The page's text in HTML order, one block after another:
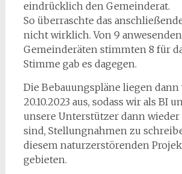
eindrücklich den Gemeinderat.
So überraschte das
nicht wirklich. Von 9 anwesenden
Gemeinderäten stimmten 8 für
Stimme gab es dagegen.
Die Bebauungspläne liegen dann
20.10.2023 aus, sodass wir als BI
unsere Unterstützer dann
sind, Stellungnahmen zu
diesem naturzerstörenden
gebieten.